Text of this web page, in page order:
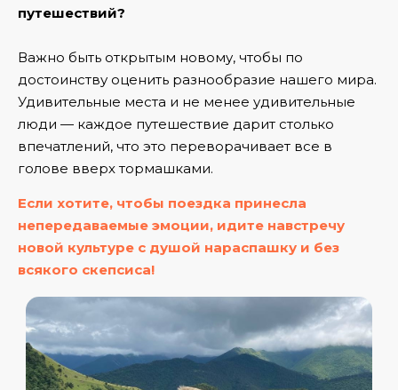
путешествий?
Важно быть открытым новому, чтобы по
достоинству оценить разнообразие нашего мира.
Удивительные места и не менее удивительные
люди — каждое путешествие дарит столько
впечатлений, что это переворачивает все в
голове вверх тормашками.
Если хотите, чтобы поездка принесла
непередаваемые эмоции, идите навстречу
новой культуре с душой нараспашку и без
всякого скепсиса!